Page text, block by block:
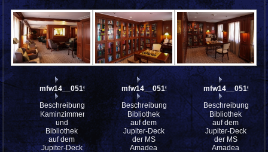
mfw14__051945
Beschreibung:
Kaminzimmer
und
Bibliothek
auf dem
Jupiter-Deck
mfw14__051944
Beschreibung:
Bibliothek
auf dem
Jupiter-Deck
der MS
Amadea
mfw14__051941
Beschreibung:
Bibliothek
auf dem
Jupiter-Deck
der MS
Amadea